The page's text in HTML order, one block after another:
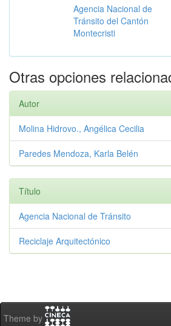
Agencia Nacional de
Tránsito del Cantón
Montecristi
Otras opciones
Autor
Molina Hidrovo., Angélica Cecilia
Paredes Mendoza, Karla Belén
Título
Agencia Nacional de Tránsito
Reciclaje Arquitectónico
Theme by